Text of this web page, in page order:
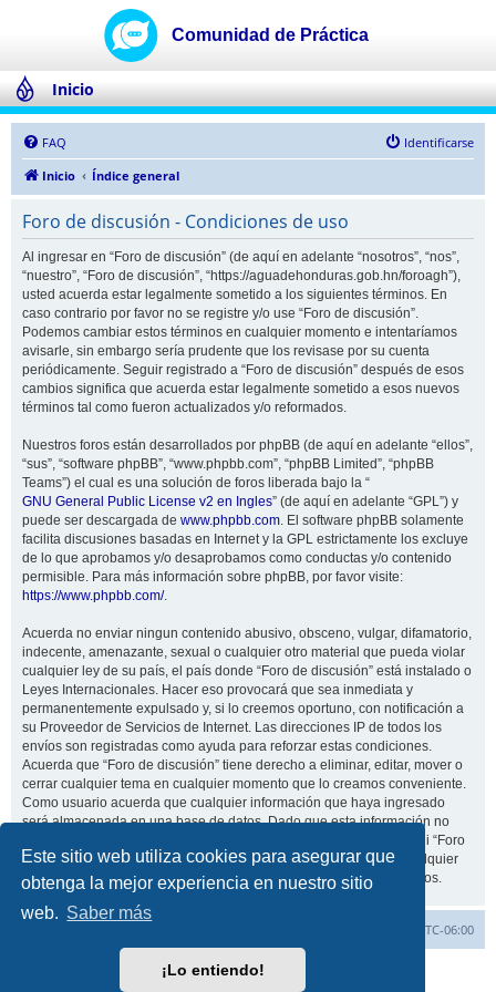
Este sitio web utiliza cookies para asegurar que
obtenga la mejor experiencia en nuestro sitio
web. Saber más
¡Lo entiendo!
Inicio
FAQ
Identificarse
Inicio
Índice general
Foro de discusión - Condiciones de uso
Al ingresar en “Foro de discusión” (de aquí en adelante “nosotros”, “nos”,
“nuestro”, “Foro de discusión”, “https://aguadehonduras.gob.hn/foroagh”),
usted acuerda estar legalmente sometido a los siguientes términos. En
caso contrario por favor no se registre y/o use “Foro de discusión”.
Podemos cambiar estos términos en cualquier momento e intentaríamos
avisarle, sin embargo sería prudente que los revisase por su cuenta
periódicamente. Seguir registrado a “Foro de discusión” después de esos
cambios significa que acuerda estar legalmente sometido a esos nuevos
términos tal como fueron actualizados y/o reformados.
Nuestros foros están desarrollados por phpBB (de aquí en adelante “ellos”,
“sus”, “software phpBB”, “www.phpbb.com”, “phpBB Limited”, “phpBB
Teams”) el cual es una solución de foros liberada bajo la “
GNU General Public License v2 en Ingles” (de aquí en adelante “GPL”) y
puede ser descargada de www.phpbb.com. El software phpBB solamente
facilita discusiones basadas en Internet y la GPL estrictamente los excluye
de lo que aprobamos y/o desaprobamos como conductas y/o contenido
permisible. Para más información sobre phpBB, por favor visite:
https://www.phpbb.com/.
Acuerda no enviar ningun contenido abusivo, obsceno, vulgar, difamatorio,
indecente, amenazante, sexual o cualquier otro material que pueda violar
cualquier ley de su país, el país donde “Foro de discusión” está instalado o
Leyes Internacionales. Hacer eso provocará que sea inmediata y
permanentemente expulsado y, si lo creemos oportuno, con notificación a
su Proveedor de Servicios de Internet. Las direcciones IP de todos los
envíos son registradas como ayuda para reforzar estas condiciones.
Acuerda que “Foro de discusión” tiene derecho a eliminar, editar, mover o
cerrar cualquier tema en cualquier momento que lo creamos conveniente.
Como usuario acuerda que cualquier información que haya ingresado
será almacenada en una base de datos. Dado que esta información no
será compartida con ninguna tercera parte sin su consentimiento, ni “Foro
de discusión” ni phpBB podrán considerarse responsables por cualquier
intento de hacking que conlleve a que los datos sean comprometidos.
UTC-06:00
Desarrollado porphpBB® Forum Software © phpBB Limited